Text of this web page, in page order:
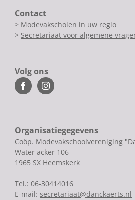
Contact
> Modevakscholen in uw regio
> Secretariaat voor algemene
Volg ons
Organisatiegegevens
Coöp. Modevakschoolvereniging
Water acker 106
1965 SX Heemskerk
Tel.: 06-30414016
E-mail: secretariaat@danckaerts.nl